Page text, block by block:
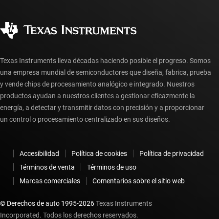
Preguntas frecuentes sobre la cuenta myTI
Texas Instruments lleva décadas haciendo posible el progreso. Somos
una empresa mundial de semiconductores que diseña, fabrica, prueba
y vende chips de procesamiento analógico e integrado. Nuestros
productos ayudan a nuestros clientes a gestionar eficazmente la
energía, a detectar y transmitir datos con precisión y a proporcionar
un control o procesamiento centralizado en sus diseños.
Accesibilidad Política de cookies
Política de privacidad
Términos de venta
Términos de uso
Marcas comerciales
Comentarios sobre el sitio web
© Derechos de auto 1995-2026Texas Instruments
Incorporated. Todos los derechos reservados.